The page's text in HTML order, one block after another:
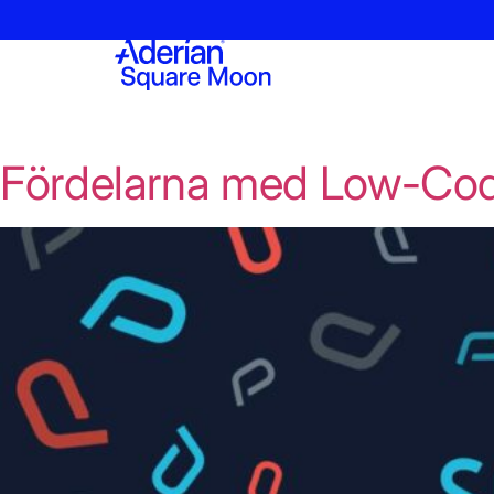
Fördelarna med Low-